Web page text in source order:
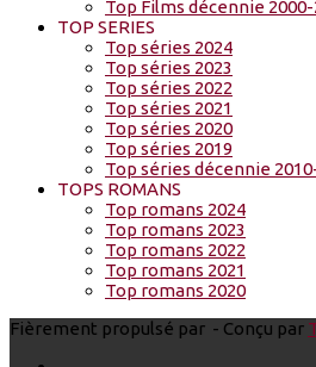
Top Films décennie 2000-
TOP SERIES
Top séries 2024
Top séries 2023
Top séries 2022
Top séries 2021
Top séries 2020
Top séries 2019
Top séries décennie
TOPS ROMANS
Top romans 2024
Top romans 2023
Top romans 2022
Top romans 2021
Top romans 2020
Fièrement propulsé par - Conçu par